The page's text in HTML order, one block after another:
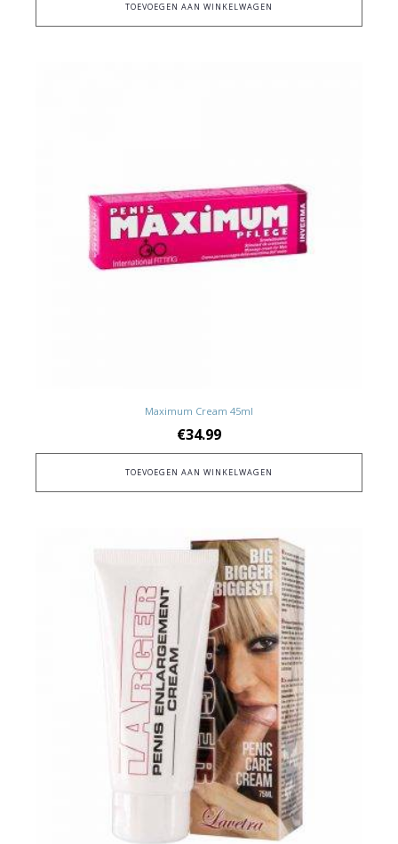
TOEVOEGEN AAN WINKELWAGEN
Maximum Cream 45ml
€34.99
TOEVOEGEN AAN WINKELWAGEN